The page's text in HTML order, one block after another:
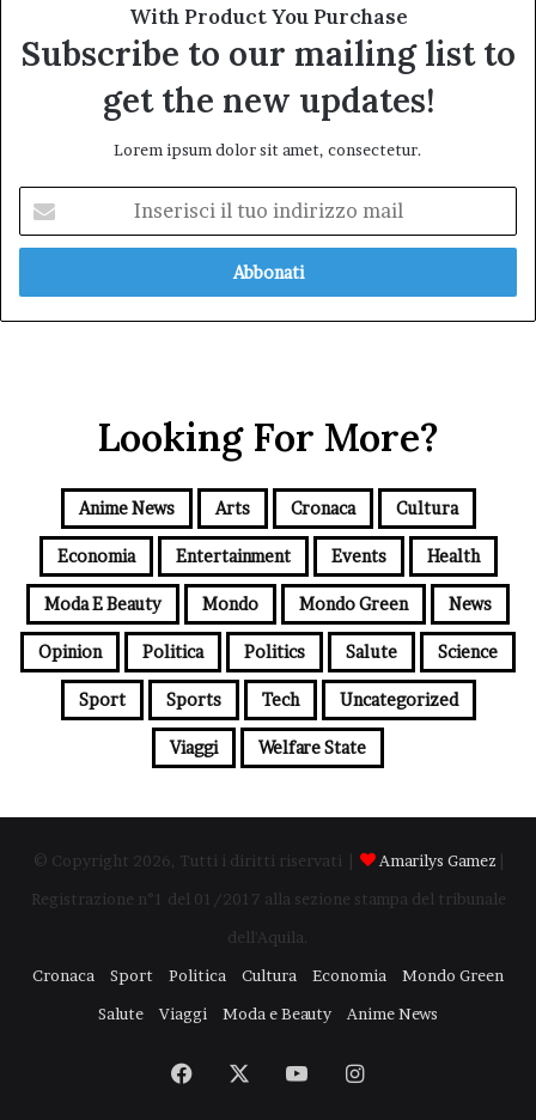
With Product You Purchase
Subscribe to our mailing list to
get the new updates!
Lorem ipsum dolor sit amet, consectetur.
tuo
mail
Looking For More?
Anime News Arts Cronaca Cultura
Economia Entertainment Events Health
Moda E Beauty Mondo Mondo Green News
Opinion Politica Politics Salute Science
Sport Sports Tech Uncategorized
Viaggi Welfare State
© Copyright 2026, Tutti i diritti riservati | Amarilys Gamez
Registrazione n°1 del 01/2017 alla sezione stampa del tribunale
dell'Aquila.
Cronaca
Sport Politica Cultura Economia
Mondo Green
Salute
Viaggi Moda e Beauty Anime News
Facebook You Instagram